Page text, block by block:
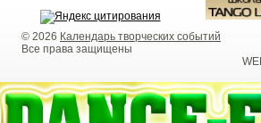
© 2026 Календарь творческих событий
Все права защищены